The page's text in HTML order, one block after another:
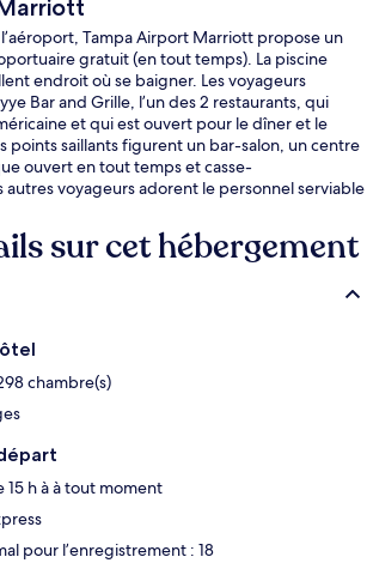
Tampa Airport Marriott propose un
gratuit (en tout temps). La piscine
endroit où se baigner. Les voyageurs
Bar and Grille, l’un des 2 restaurants, qui
et qui est ouvert pour le dîner et le
points saillants figurent un bar-salon, un centre
ouvert en tout temps et casse-
voyageurs adorent le personnel serviable
sur cet hébergement
chambre(s)
15 h à à tout moment
pour l’enregistrement : 18